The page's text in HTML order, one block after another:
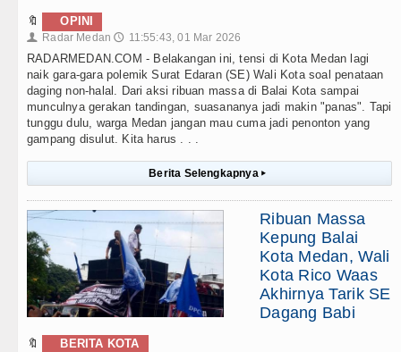
🔖 OPINI
👤 Radar Medan 🕔 11:55:43, 01 Mar 2026
RADARMEDAN.COM - Belakangan ini, tensi di Kota Medan lagi
naik gara-gara polemik Surat Edaran (SE) Wali Kota soal penataan
daging non-halal. Dari aksi ribuan massa di Balai Kota sampai
munculnya gerakan tandingan, suasananya jadi makin "panas". Tapi
tunggu dulu, warga Medan jangan mau cuma jadi penonton yang
gampang disulut. Kita harus . . .
Berita Selengkapnya ▸
Ribuan Massa
Kepung Balai
Kota Medan, Wali
Kota Rico Waas
Akhirnya Tarik SE
Dagang Babi
🔖 BERITA KOTA